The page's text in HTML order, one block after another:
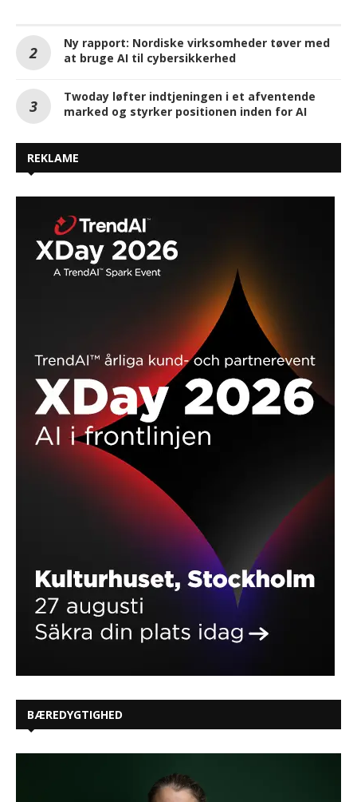
Ny rapport: Nordiske virksomheder tøver med
at bruge AI til cybersikkerhed
Twoday løfter indtjeningen i et afventende
marked og styrker positionen inden for AI
REKLAME
BÆREDYGTIGHED